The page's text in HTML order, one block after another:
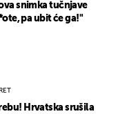
snimka tučnjave
pa ubit će ga!"
Hrvatska srušila